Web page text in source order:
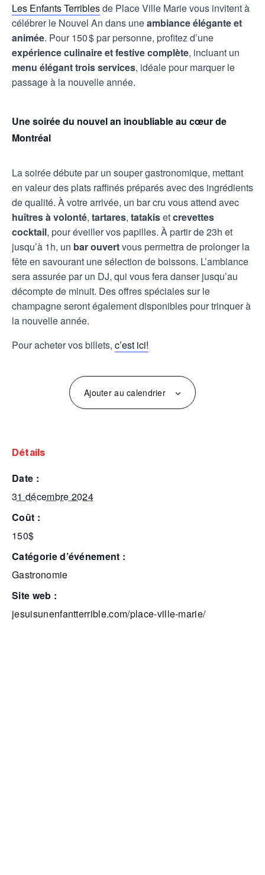
Les Enfants Terriblesde Place Ville Marie vous invitent à
célébrer le Nouvel An dans uneambiance élégante et
animée. Pour 150 $ par personne, profitez d’une
expérience culinaire et festive complète, incluant un
menu élégant trois services, idéale pour marquer le
passage à la nouvelle année.
Une soirée du nouvel an inoubliable au cœur de
Montréal
La soirée débute par un souper gastronomique, mettant
en valeur des plats raffinés préparés avec des ingrédients
de qualité. À votre arrivée, un bar cru vous attend avec
huîtres à volonté, tartares, tatakisetcrevettes
cocktail, pour éveiller vos papilles. À partir de 23h et
jusqu’à 1h, un bar ouvertvous permettra de prolonger la
fête en savourant une sélection de boissons. L’ambiance
sera assurée par un DJ, qui vous fera danser jusqu’au
décompte de minuit. Des offres spéciales sur le
champagne seront également disponibles pour trinquer à
la nouvelle année.
Pour acheter vos billets, c’est ici!
Ajouter au calendrier
détails
date :
31 décembre 2024
coût :
150$
catégorie d’événement :
Gastronomie
site web :
jesuisunenfantterrible.com/place-ville-marie/